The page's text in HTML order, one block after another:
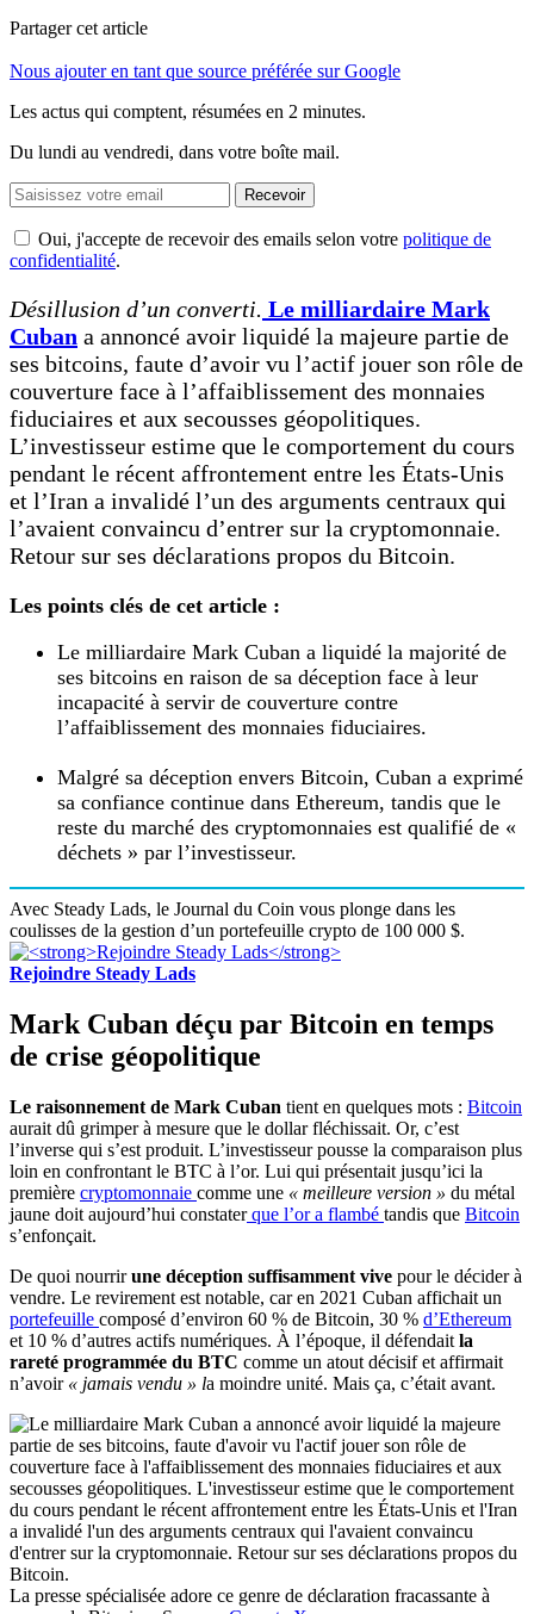
Partager cet article
Nous ajouter en tant que source préférée sur Google
Les actus qui comptent, résumées en 2 minutes.
Du lundi au vendredi, dans votre boîte mail.
Recevoir
Oui, j'accepte de recevoir des emails selon votre politique de
confidentialité.
Désillusion d’un converti. Le milliardaire Mark
Cuban a annoncé avoir liquidé la majeure partie de
ses bitcoins, faute d’avoir vu l’actif jouer son rôle de
couverture face à l’affaiblissement des monnaies
fiduciaires et aux secousses géopolitiques.
L’investisseur estime que le comportement du cours
pendant le récent affrontement entre les États-Unis
et l’Iran a invalidé l’un des arguments centraux qui
l’avaient convaincu d’entrer sur la cryptomonnaie.
Retour sur ses déclarations propos du Bitcoin.
Les points clés de cet article :
Le milliardaire Mark Cuban a liquidé la majorité de
ses bitcoins en raison de sa déception face à leur
incapacité à servir de couverture contre
l’affaiblissement des monnaies fiduciaires.
Malgré sa déception envers Bitcoin, Cuban a exprimé
sa confiance continue dans Ethereum, tandis que le
reste du marché des cryptomonnaies est qualifié de «
déchets » par l’investisseur.
Avec Steady Lads, le Journal du Coin vous plonge dans les
coulisses de la gestion d’un portefeuille crypto de 100 000 $.
Rejoindre Steady Lads
Mark Cuban déçu par Bitcoin en temps
de crise géopolitique
Le raisonnement de Mark Cuban tient en quelques mots : Bitcoin
aurait dû grimper à mesure que le dollar fléchissait. Or, c’est
l’inverse qui s’est produit. L’investisseur pousse la comparaison plus
loin en confrontant le BTC à l’or. Lui qui présentait jusqu’ici la
première cryptomonnaie comme une « meilleure version » du métal
jaune doit aujourd’hui constaterque l’or a flambé tandis que Bitcoin
s’enfonçait.
De quoi nourrirune déception suffisamment vive pour le décider à
vendre. Le revirement est notable, car en 2021 Cuban affichait un
portefeuille composé d’environ 60 % de Bitcoin, 30 % d’Ethereum
et 10 % d’autres actifs numériques. À l’époque, il défendait la
rareté programmée du BTC comme un atout décisif et affirmait
n’avoir « jamais vendu » la moindre unité. Mais ça, c’était avant.
La presse spécialisée adore ce genre de déclaration fracassante à